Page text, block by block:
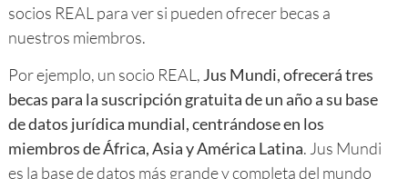
socios REAL para ver si pueden ofrecer becas a
nuestros miembros.
Por ejemplo, un socio REAL,Jus Mundi, ofrecerá tres
becas para la suscripción gratuita de un año a su base
de datos jurídica mundial, centrándose en los
miembros de África, Asia y América Latina. Jus Mundi
es la base de datos más grande y completa del mundo